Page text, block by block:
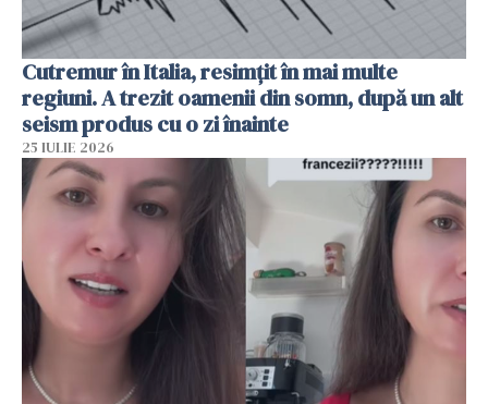
Cutremur în Italia, resimțit în mai multe
regiuni. A trezit oamenii din somn, după un alt
seism produs cu o zi înainte
25 IULIE 2026